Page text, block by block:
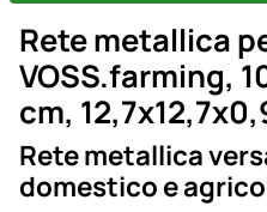
Rete metallica
VOSS.farming,
cm,
Rete metallica
domestico e